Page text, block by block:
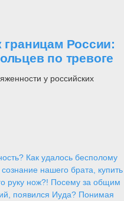
границам России:
по тревоге
у российских
Как удалось бесполому
нашего брата, купить
руку нож?! Посему за общим
появился Иуда? Понимая